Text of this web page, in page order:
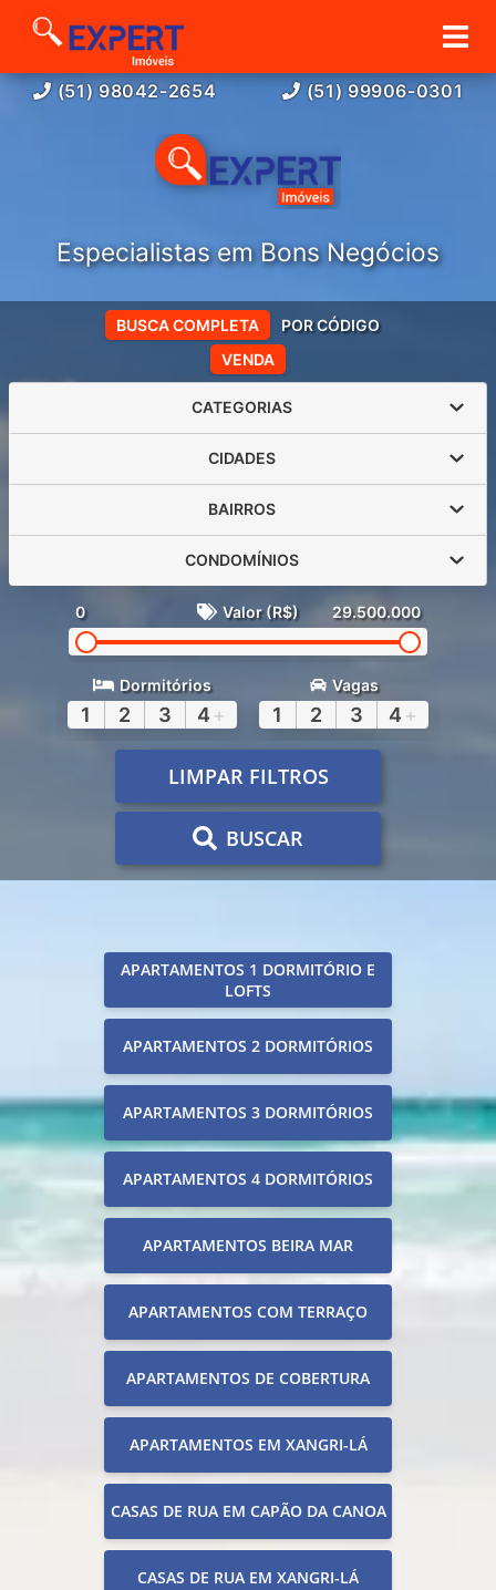
(51) 98042-2654 (51) 99906-0301
Especialistas em Bons Negócios
VENDA
BUSCA COMPLETA POR CÓDIGO
CATEGORIAS
CIDADES
BAIRROS
CONDOMÍNIOS
0 Valor (R$) 29.500.000
Dormitórios
1 2 3 4 +
Vagas
1 2 3 4 +
LIMPAR FILTROS
BUSCAR
APARTAMENTOS 1 DORMITÓRIO E
LOFTS
APARTAMENTOS 2 DORMITÓRIOS
APARTAMENTOS 3 DORMITÓRIOS
APARTAMENTOS 4 DORMITÓRIOS
APARTAMENTOS BEIRA MAR
APARTAMENTOS COM TERRAÇO
APARTAMENTOS DE COBERTURA
APARTAMENTOS EM XANGRI-LÁ
CASAS DE RUA EM CAPÃO DA CANOA
CASAS DE RUA EM XANGRI-LÁ